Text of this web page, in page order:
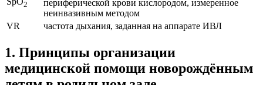
2
периферической крови кислородом, измеренное
неинвазивным методом
VR
частота дыхания, заданная на аппарате ИВЛ
1. Принципы организации
медицинской помощи новорождённым